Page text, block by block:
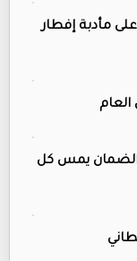
ودية.. حسان و6 وزراء على مأدبة إفطار
الضمان يمس كل